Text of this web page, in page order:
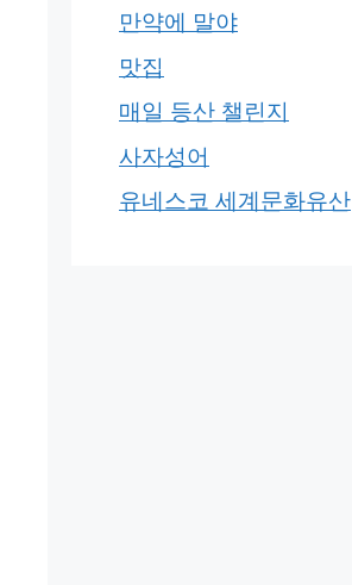
만약에 말야
맛집
매일 등산 챌린지
사자성어
유네스코 세계문화유산